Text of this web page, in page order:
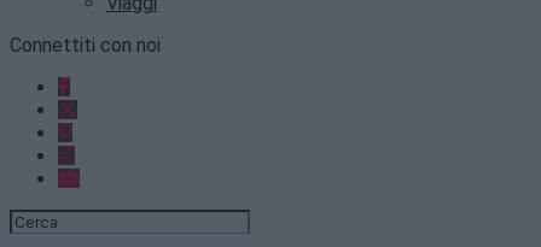
Connettiti con noi